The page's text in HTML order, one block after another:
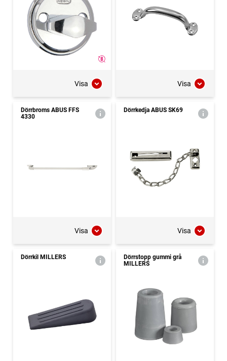
Visa Visa
Dörrbroms ABUS FFS
4330
Visa
Dörrkedja ABUS SK69
Visa
Dörrkil MILLERS
Dörrstopp gummi grå
MILLERS